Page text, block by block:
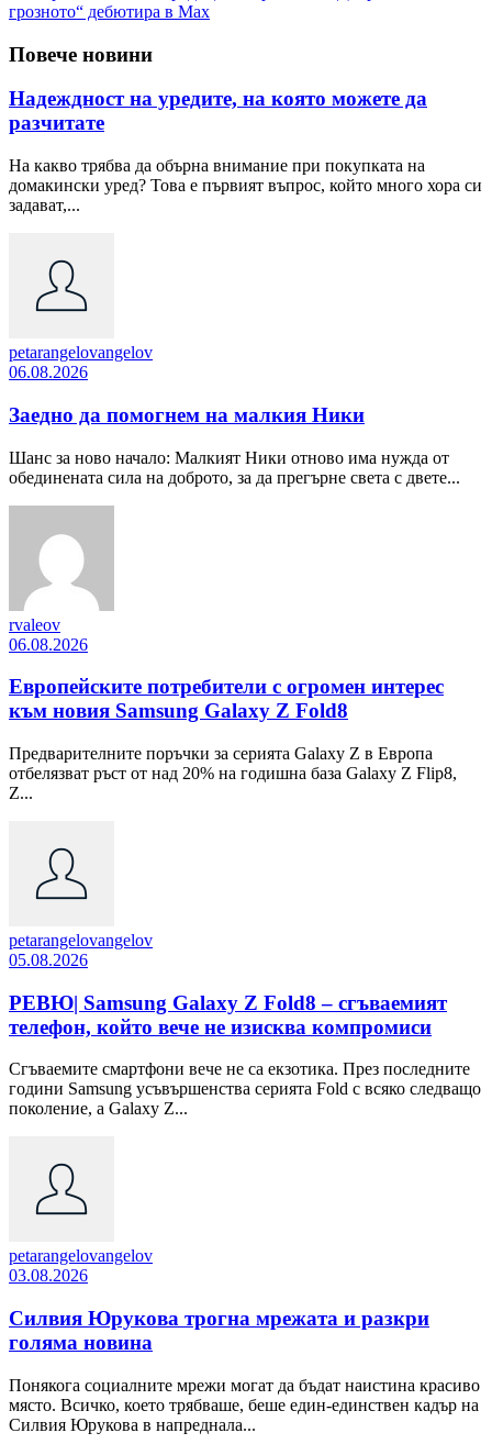
грозното“ дебютира в Max
Повече новини
Надеждност на уредите, на която можете да
разчитате
На какво трябва да обърна внимание при покупката на
домакински уред? Това е първият въпрос, който много хора си
задават,...
petarangelovangelov
06.08.2026
Заедно да помогнем на малкия Ники
Шанс за ново начало: Малкият Ники отново има нужда от
обединената сила на доброто, за да прегърне света с двете...
rvaleov
06.08.2026
Европейските потребители с огромен интерес
към новия Samsung Galaxy Z Fold8
Предварителните поръчки за серията Galaxy Z в Европа
отбелязват ръст от над 20% на годишна база Galaxy Z Flip8,
Z...
petarangelovangelov
05.08.2026
РЕВЮ| Samsung Galaxy Z Fold8 – сгъваемият
телефон, който вече не изисква компромиси
Сгъваемите смартфони вече не са екзотика. През последните
години Samsung усъвършенства серията Fold с всяко следващо
поколение, а Galaxy Z...
petarangelovangelov
03.08.2026
Силвия Юрукова трогна мрежата и разкри
голяма новина
Понякога социалните мрежи могат да бъдат наистина красиво
място. Всичко, което трябваше, беше един-единствен кадър на
Силвия Юрукова в напреднала...